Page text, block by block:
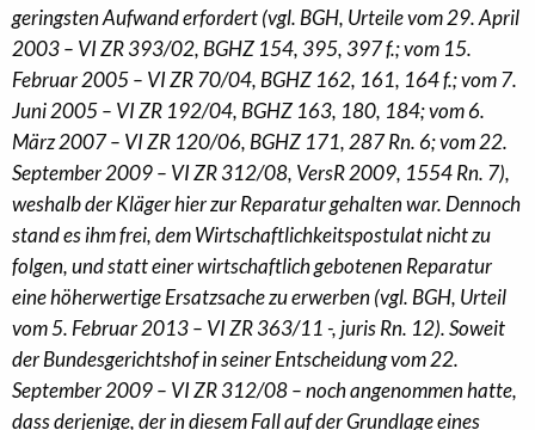
geringsten Aufwand erfordert (vgl. BGH, Urteile vom 29. April
2003 – VI ZR 393/02, BGHZ 154, 395, 397 f.; vom 15.
Februar 2005 – VI ZR 70/04, BGHZ 162, 161, 164 f.; vom 7.
Juni 2005 – VI ZR 192/04, BGHZ 163, 180, 184; vom 6.
März 2007 – VI ZR 120/06, BGHZ 171, 287 Rn. 6; vom 22.
September 2009 – VI ZR 312/08, VersR 2009, 1554 Rn. 7),
weshalb der Kläger hier zur Reparatur gehalten war. Dennoch
stand es ihm frei, dem Wirtschaftlichkeitspostulat nicht zu
folgen, und statt einer wirtschaftlich gebotenen Reparatur
eine höherwertige Ersatzsache zu erwerben (vgl. BGH, Urteil
vom 5. Februar 2013 – VI ZR 363/11 -, juris Rn. 12). Soweit
der Bundesgerichtshof in seiner Entscheidung vom 22.
September 2009 – VI ZR 312/08 – noch angenommen hatte,
dass derjenige, der in diesem Fall auf der Grundlage eines